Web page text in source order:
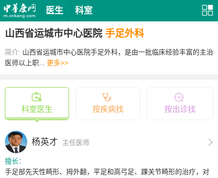
医生 科室
山西省运城市中心医院 手足外科
简介: 山西省运城市中心医院手足外科，是由一批临床经验丰富的主治
医师以上职... 更多>>
科室医生 按疾病找 按出诊找
杨英才 主任医师
擅长：
手足部先天性畸形、拇外翻，平足和高弓足、踝关节畸形的治疗，对